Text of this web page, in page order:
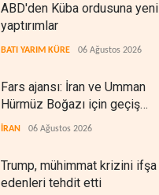
ABD'den Küba ordusuna yeni
yaptırımlar
BATI YARIM KÜRE 06 Ağustos 2026
Fars ajansı: İran ve Umman
Hürmüz Boğazı için geçiş
koridorlarında anlaştı
İRAN 06 Ağustos 2026
Trump, mühimmat krizini ifşa
edenleri tehdit etti